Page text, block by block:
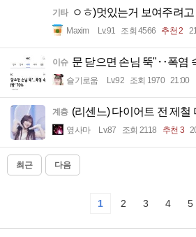
기타 ㅇㅎ)멋있는거 보여주려
Maxim Lv.91 조회 4566 추천 2
이슈 문 닫으면 손님 뚝"‥폭염
슬기로움 Lv.92 조회 1970 21:00
계층 (리센느) 다이어트 전 제철
옆사마 Lv.87 조회 2118 추천 3
최근 다음
1 2 3 4 5